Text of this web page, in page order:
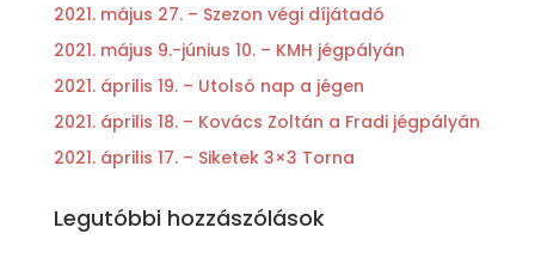
2021. május 27. – Szezon végi díjátadó
2021. május 9.-június 10. – KMH jégpályán
2021. április 19. – Utolsó nap a jégen
2021. április 18. – Kovács Zoltán a Fradi jégpályán
2021. április 17. – Siketek 3×3 Torna
Legutóbbi hozzászólások